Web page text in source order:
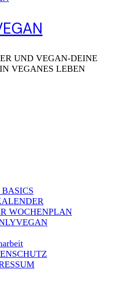
UND VEGAN-DEINE
VEGANES LEBEN
WOCHENPLAN